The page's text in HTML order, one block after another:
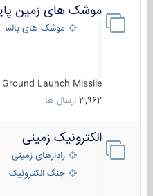
موشک های زمین پایه
موشک های بالستیک
Ground Launch Missile
3,962 ارسال ها
الکترونیک زمینی
رادارهای زمینی
جنگ الکترونیک